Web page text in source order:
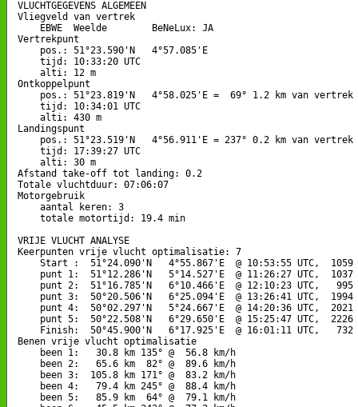
VLUCHTGEGEVENS ALGEMEEN
Vliegveld van vertrek
    EBWE  Weelde        BeNeLux: JA
Vertrekpunt
    pos.: 51°23.590'N   4°57.085'E
    tijd: 10:33:20 UTC
    alti: 12 m
Ontkoppelpunt
    pos.: 51°23.819'N   4°58.025'E =  69° 1.2 km van vertrek
    tijd: 10:34:01 UTC
    alti: 430 m
Landingspunt
    pos.: 51°23.519'N   4°56.911'E = 237° 0.2 km van vertrek
    tijd: 17:39:27 UTC
    alti: 30 m
Afstand take-off tot landing: 0.2
Totale vluchtduur: 07:06:07
Motorgebruik
    aantal keren: 3
    totale motortijd: 19.4 min
VRIJE VLUCHT ANALYSE
Keerpunten vrije vlucht optimalisatie: 7
Start :  51°24.090'N   4°55.867'E  @ 10:53:55 UTC,  1059
punt 1:  51°12.286'N   5°14.527'E  @ 11:26:27 UTC,  1037
punt 2:  51°16.785'N   6°10.466'E  @ 12:10:23 UTC,   995
punt 3:  50°20.506'N   6°25.094'E  @ 13:26:41 UTC,  1994
punt 4:  50°02.297'N   5°24.667'E  @ 14:20:36 UTC,  2021
punt 5:  50°22.508'N   6°29.650'E  @ 15:25:47 UTC,  2226
Finish:  50°45.900'N   6°17.925'E  @ 16:01:11 UTC,   732
Benen vrije vlucht optimalisatie
    been 1:   30.8 km 135° @  56.8 km/h
    been 2:   65.6 km  82° @  89.6 km/h
    been 3:  105.8 km 171° @  83.2 km/h
    been 4:   79.4 km 245° @  88.4 km/h
    been 5:   85.9 km  64° @  79.1 km/h